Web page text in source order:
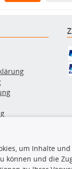
um Inhalte
können und die